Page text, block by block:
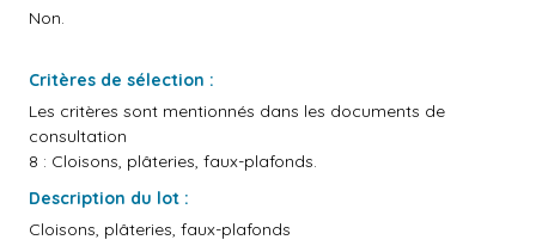
Non.
Critères de sélection :
Les critères sont mentionnés dans les documents de
consultation
8 : Cloisons, plâteries, faux-plafonds.
Description du lot :
Cloisons, plâteries, faux-plafonds